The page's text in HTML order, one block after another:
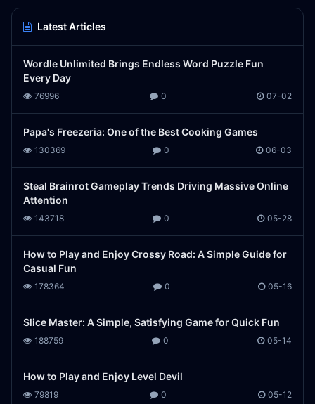
Latest Articles
Wordle Unlimited Brings Endless Word Puzzle Fun
Every Day
76996 0 07-02
Papa's Freezeria: One of the Best Cooking Games
130369 0 06-03
Steal Brainrot Gameplay Trends Driving Massive Online
Attention
143718 0 05-28
How to Play and Enjoy Crossy Road: A Simple Guide for
Casual Fun
178364 0 05-16
Slice Master: A Simple, Satisfying Game for Quick Fun
188759 0 05-14
How to Play and Enjoy Level Devil
79819 0 05-12